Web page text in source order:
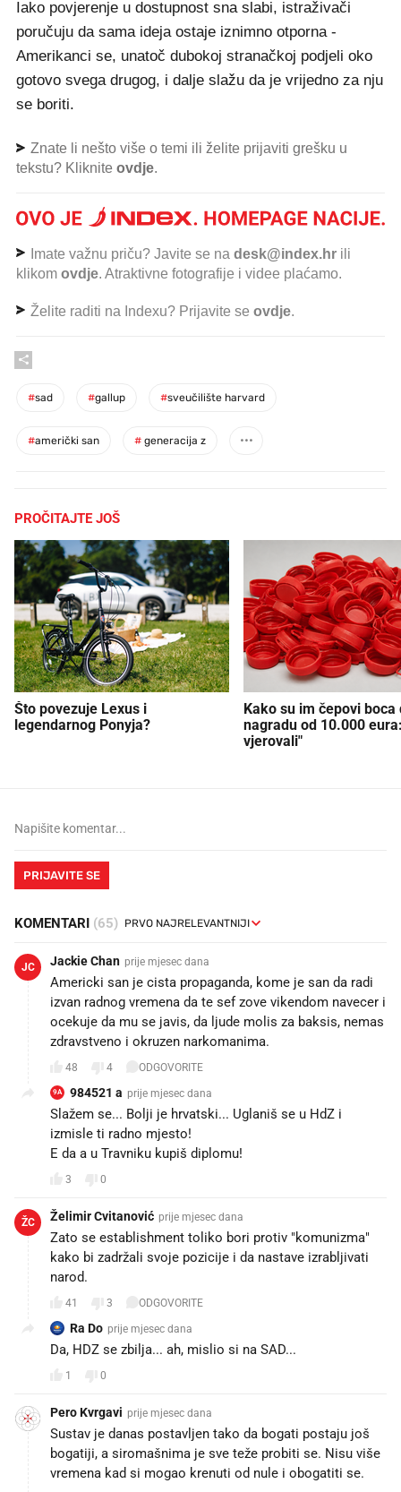
Iako povjerenje u dostupnost sna slabi, istraživači
poručuju da sama ideja ostaje iznimno otporna -
Amerikanci se, unatoč dubokoj stranačkoj podjeli oko
gotovo svega drugog, i dalje slažu da je vrijedno za nju
se boriti.
Znate li nešto više o temi ili želite prijaviti grešku u
tekstu? Kliknite ovdje.
Imate važnu priču? Javite se na desk@index.hr ili
klikom ovdje. Atraktivne fotografije i videe plaćamo.
Želite raditi na Indexu? Prijavite se ovdje.
#sad #gallup #sveučilište harvard
#američki san # generacija z
PROČITAJTE JOŠ
Što povezuje Lexus i
legendarnog Ponyja?
Kako su im čepovi boca
nagradu od 10.000
vjerovali"
PRIJAVITE SE
KOMENTARI (65)
JC Jackie Chan prije mjesec dana
Americki san je cista propaganda, kome je san da radi
izvan radnog vremena da te sef zove vikendom navecer i
ocekuje da mu se javis, da ljude molis za baksis, nemas
zdravstveno i okruzen narkomanima.
48 4 ODGOVORITE
9A 984521 a prije mjesec dana
Slažem se... Bolji je hrvatski... Uglaniš se u HdZ i
izmisle ti radno mjesto!
E da a u Travniku kupiš diplomu!
3 0
ŽC Želimir Cvitanović prije mjesec dana
Zato se establishment toliko bori protiv "komunizma"
kako bi zadržali svoje pozicije i da nastave izrabljivati
narod.
41 3 ODGOVORITE
Ra Do prije mjesec dana
Da, HDZ se zbilja... ah, mislio si na SAD...
1 0
Pero Kvrgavi prije mjesec dana
Sustav je danas postavljen tako da bogati postaju još
bogatiji, a siromašnima je sve teže probiti se. Nisu više
vremena kad si mogao krenuti od nule i obogatiti se.